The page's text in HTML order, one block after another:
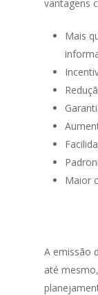
vantagens
Mais
Maior
A emissão
até